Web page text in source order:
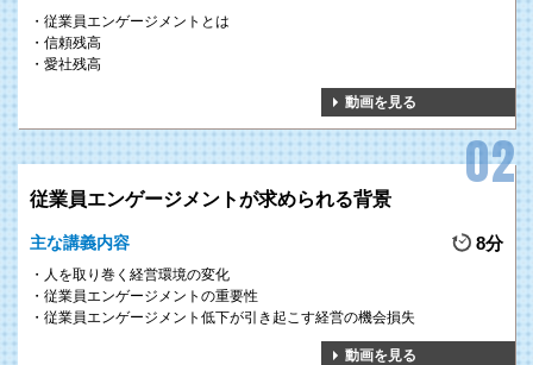
従業員エンゲージメントとは
信頼残高
愛社残高
動画を見る
従業員エンゲージメントが求められる背景
主な講義内容 8分
人を取り巻く経営環境の変化
従業員エンゲージメントの重要性
従業員エンゲージメント低下が引き起こす経営の機会損失
動画を見る